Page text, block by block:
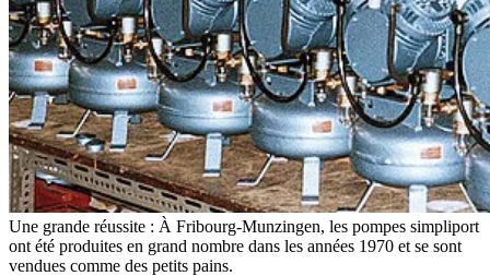
Une grande réussite : À Fribourg-Munzingen, les pompes simpliport
ont été produites en grand nombre dans les années 1970 et se sont
vendues comme des petits pains.